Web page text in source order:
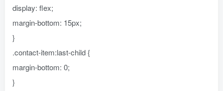
display: flex;
margin-bottom: 15px;
}
.contact-item:last-child {
margin-bottom: 0;
}